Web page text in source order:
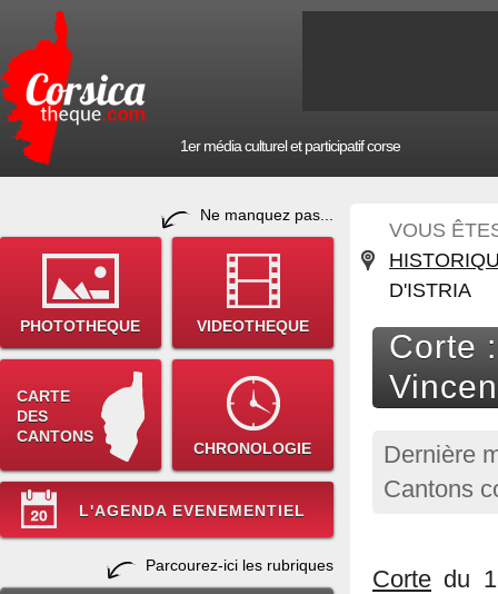
1er média culturel et participatif corse
Ne manquez pas...
PHOTOTHEQUE VIDEOTHEQUE
CARTE
DES
CANTONS
CHRONOLOGIE
L'AGENDA EVENEMENTIEL
Parcourez-ici les rubriques
VOUS
D'ISTRIA
Corte
Dernière
Cantons
Corte du